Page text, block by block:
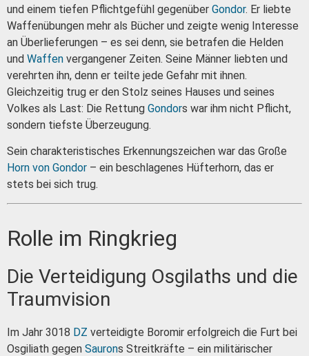
und einem tiefen Pflichtgefühl gegenüber Gondor. Er liebte
Waffenübungen mehr als Bücher und zeigte wenig Interesse
an Überlieferungen – es sei denn, sie betrafen die Helden
und Waffen vergangener Zeiten. Seine Männer liebten und
verehrten ihn, denn er teilte jede Gefahr mit ihnen.
Gleichzeitig trug er den Stolz seines Hauses und seines
Volkes als Last: Die Rettung Gondors war ihm nicht Pflicht,
sondern tiefste Überzeugung.
Sein charakteristisches Erkennungszeichen war das Große
Horn von Gondor – ein beschlagenes Hüfterhorn, das er
stets bei sich trug.
Rolle im Ringkrieg
Die Verteidigung Osgilaths und die
Traumvision
Im Jahr 3018 DZ verteidigte Boromir erfolgreich die Furt bei
Osgiliath gegen Saurons Streitkräfte – ein militärischer